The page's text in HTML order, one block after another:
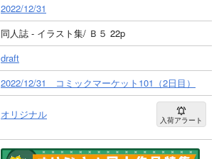
2022/12/31
同人誌 - イラスト集/ Ｂ５ 22p
draft
2022/12/31 コミックマーケット101（2日目）
オリジナル 入荷アラート